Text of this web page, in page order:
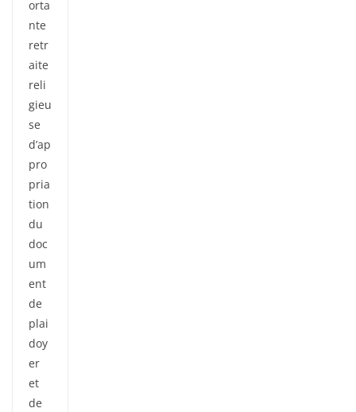
orta
nte
retr
aite
reli
gieu
se
d’ap
pro
pria
tion
du
doc
um
ent
de
plai
doy
er
et
de